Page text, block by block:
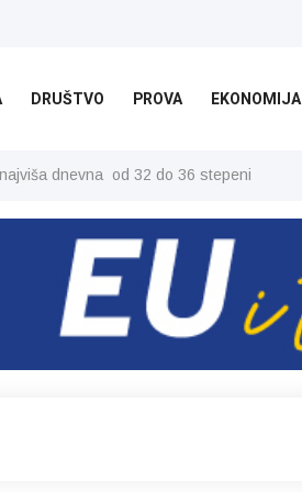
DRUŠTVO PROVA EKONOMIJA
dnevna od 32 do 36 stepeni